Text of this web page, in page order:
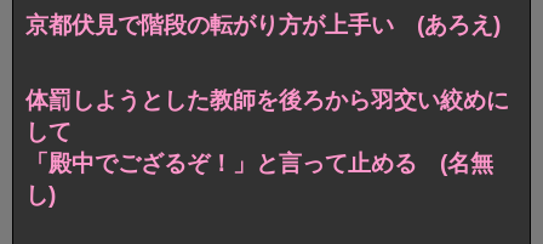
京都伏見で階段の転がり方が上手い (あろえ)
体罰しようとした教師を後ろから羽交い絞めに
して
「殿中でござるぞ！」と言って止める (名無
し)